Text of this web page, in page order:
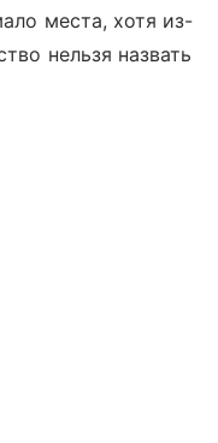
места, хотя из-
нельзя назвать